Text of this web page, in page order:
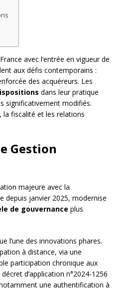
avec l’entrée en vigueur de
aux défis contemporains :
des acquéreurs. Les
dans leur pratique
significativement modifiés.
la fiscalité et les relations
Gestion
majeure avec la
depuis janvier 2025, modernise
de gouvernance plus
l’une des innovations phares.
à distance, via une
participation chronique aux
d’application n°2024-1256
une authentification à